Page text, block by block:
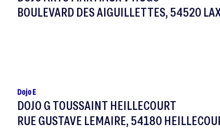
BOULEVARD DES AIGUILLETTES, 54520
Dojo E
DOJO G TOUSSAINT HEILLECOURT
RUE GUSTAVE LEMAIRE, 54180